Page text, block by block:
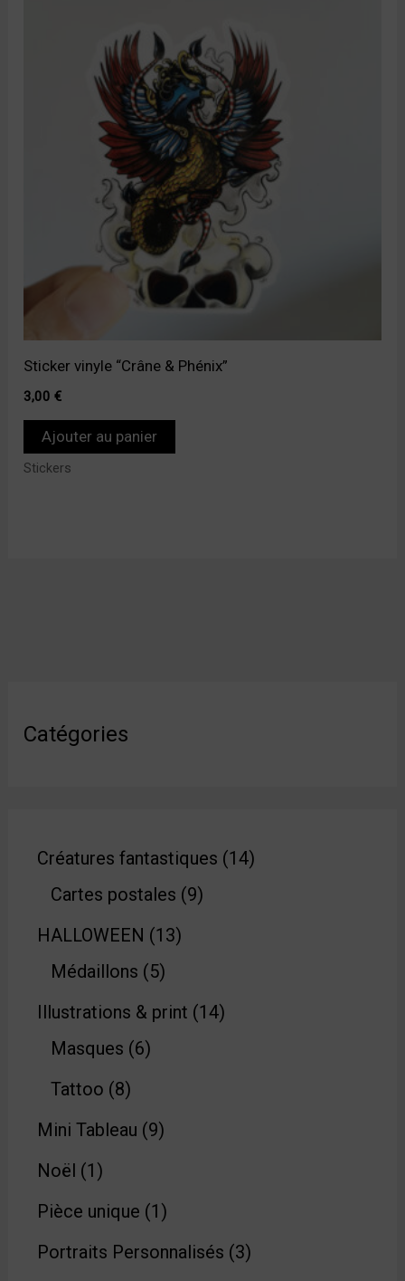
Catégories
Créatures fantastiques 14
Cartes postales 9
HALLOWEEN
13
Médaillons
5
Illustrations & print 14
Masques 6
Tattoo 8
Mini Tableau 9
Noël 1
Pièce unique 1
Portraits Personnalisés 3
Sticker vinyle “Crâne & Phénix”
3,00€
Ajouter au panier
Stickers